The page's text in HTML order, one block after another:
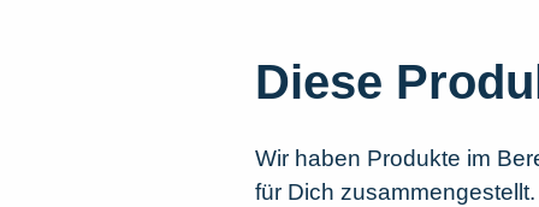
Diese
Wir haben Produkte im
für Dich